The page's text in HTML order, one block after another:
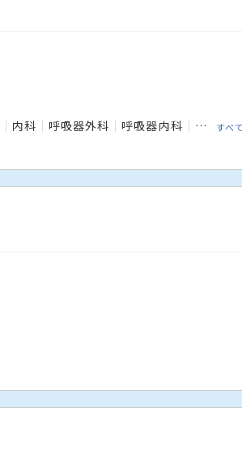
内科 呼吸器外科 呼吸器内科 外科すべ